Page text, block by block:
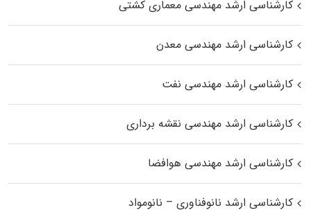
کارشناسی ارشد مهندسی معماری کشتی
کارشناسی ارشد مهندسی معدن
کارشناسی ارشد مهندسی نفت
کارشناسی ارشد مهندسی نقشه برداری
کارشناسی ارشد مهندسی هوافضا
کارشناسی ارشد نانوفناوری – نانومواد